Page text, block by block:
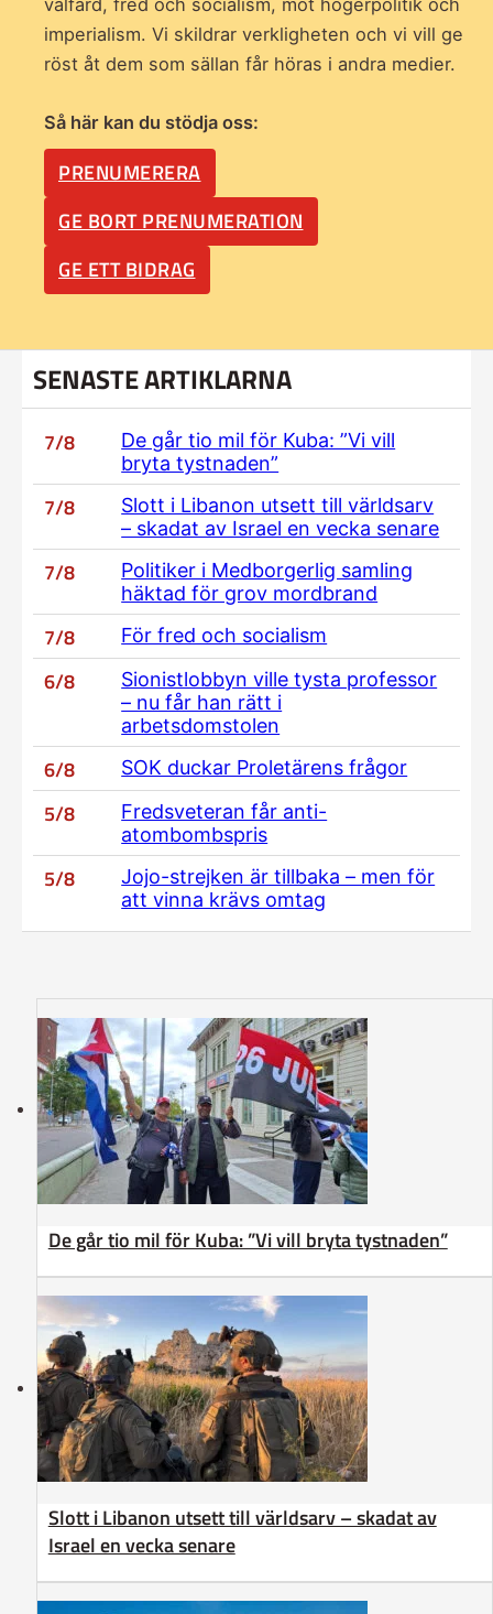
imperialism. Vi skildrar verkligheten och vi vill ge
röst åt dem som sällan får höras i andra medier.
Så här kan du stödja oss:
PRENUMERERA
GE BORT PRENUMERATION
GE ETT BIDRAG
SENASTE ARTIKLARNA
7/8
De går tio mil för Kuba: ”Vi vill
bryta tystnaden”
7/8
Slott i Libanon utsett till världsarv
– skadat av Israel en vecka senare
7/8
Politiker i Medborgerlig samling
häktad för grov mordbrand
7/8 För fred och socialism
6/8
Sionistlobbyn ville tysta professor
– nu får han rätt i
arbetsdomstolen
6/8 SOK duckar Proletärens frågor
5/8
Fredsveteran får anti-
atombombspris
5/8
Jojo-strejken är tillbaka – men för
att vinna krävs omtag
De går tio mil för Kuba: ”Vi vill bryta tystnaden”
Slott i Libanon utsett till världsarv – skadat av
Israel en vecka senare